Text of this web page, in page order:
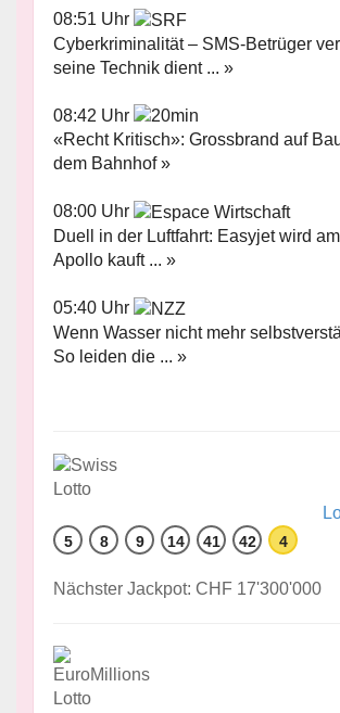
08:51 Uhr
Cyberkriminalität – SMS-Betrüger
seine Technik dient ... »
08:42 Uhr
«Recht Kritisch»: Grossbrand auf
dem Bahnhof »
08:00 Uhr
Duell in der Luftfahrt: Easyjet wird
Apollo kauft ... »
05:40 Uhr
Wenn Wasser nicht mehr
So leiden die ... »
5 8 9 14 41 42 4
Nächster Jackpot: CHF 17'300'000